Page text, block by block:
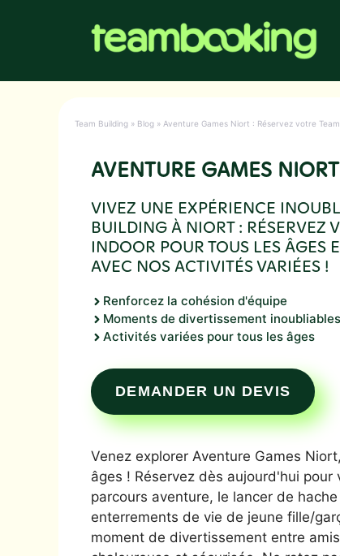
Team Building » Blog » Aventure Games Niort : Réservez votre
AVENTURE GAMES NIORT
VIVEZ UNE EXPÉRIENCE
BUILDING À NIORT : RÉSERVEZ
INDOOR POUR TOUS LES ÂGES
AVEC NOS ACTIVITÉS VARIÉES !
Renforcez la cohésion d'équipe
Moments de divertissement inoubliables
Activités variées pour tous les âges
DEMANDER UN DEVIS
Venez explorer Aventure Games
âges ! Réservez dès aujourd'hui
parcours aventure, le lancer de
enterrements de vie de jeune fille/
moment de divertissement entre